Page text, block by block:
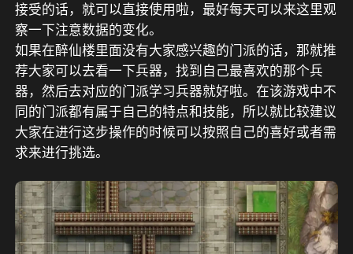
接受的话，就可以直接使用啦，最好每天可以来这里观
察一下注意数据的变化。
如果在醉仙楼里面没有大家感兴趣的门派的话，那就推
荐大家可以去看一下兵器，找到自己最喜欢的那个兵
器，然后去对应的门派学习兵器就好啦。在该游戏中不
同的门派都有属于自己的特点和技能，所以就比较建议
大家在进行这步操作的时候可以按照自己的喜好或者需
求来进行挑选。